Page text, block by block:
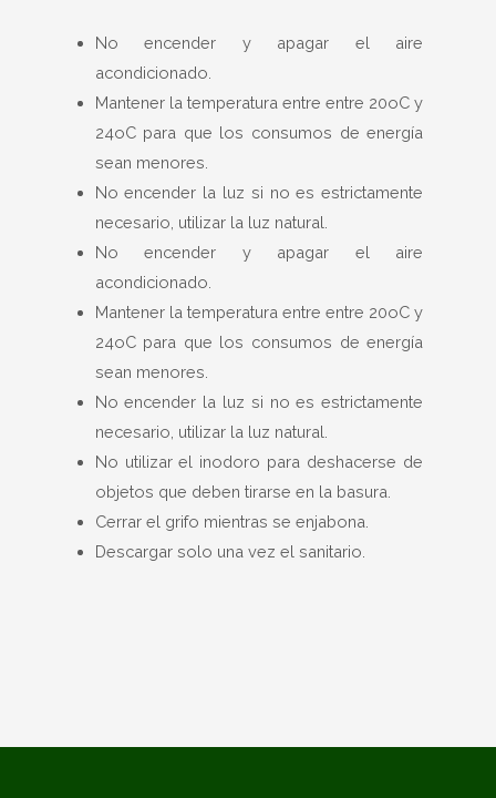
No encender y apagar el aire
acondicionado.
Mantener la temperatura entre entre 20oC y
24oC para que los consumos de energía
sean menores.
No encender la luz si no es estrictamente
necesario, utilizar la luz natural.
No encender y apagar el aire
acondicionado.
Mantener la temperatura entre entre 20oC y
24oC para que los consumos de energía
sean menores.
No encender la luz si no es estrictamente
necesario, utilizar la luz natural.
No utilizar el inodoro para deshacerse de
objetos que deben tirarse en la basura.
Cerrar el grifo mientras se enjabona.
Descargar solo una vez el sanitario.